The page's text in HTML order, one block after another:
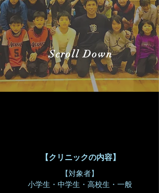
Scroll Down
【クリニックの内容】
【対象者】
小学生・中学生・高校生・一般